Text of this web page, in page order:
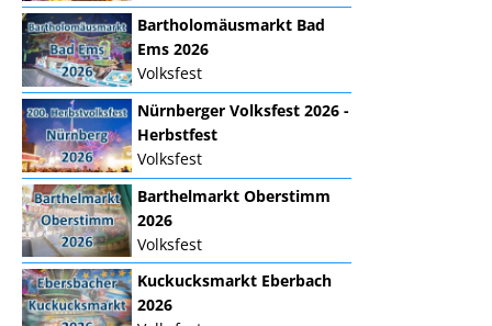
Bartholomäusmarkt Bad
Ems 2026
Volksfest
Nürnberger Volksfest 2026 -
Herbstfest
Volksfest
Barthelmarkt Oberstimm
2026
Volksfest
Kuckucksmarkt Eberbach
2026